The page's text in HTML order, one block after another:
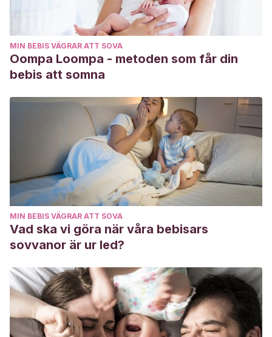
MIN BEBIS VÄGRAR ATT SOVA
Oompa Loompa - metoden som får din
bebis att somna
MIN BEBIS VÄGRAR ATT SOVA
Vad ska vi göra när våra bebisars
sovvanor är ur led?